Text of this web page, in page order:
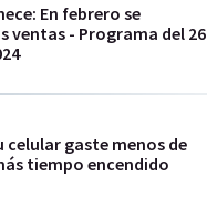
En febrero se
ventas - Programa del 26
celular gaste menos de
tiempo encendido